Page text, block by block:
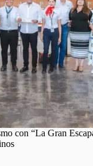
con “La Gran